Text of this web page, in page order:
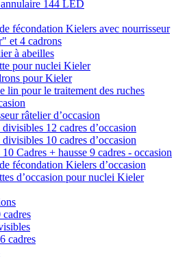
144 LED
fécondation Kielers avec nourrisseur
et 4 cadrons
à abeilles
pour nuclei Kieler
pour Kieler
lin pour le traitement des ruches
râtelier d’occasion
divisibles 12 cadres d’occasion
divisibles 10 cadres d’occasion
Cadres + hausse 9 cadres - occasion
fécondation Kielers d’occasion
d’occasion pour nuclei Kieler
cadres
cadres